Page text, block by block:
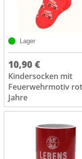
Lager
10,90 €
Kindersocken mit
Feuerwehrmotiv
Jahre